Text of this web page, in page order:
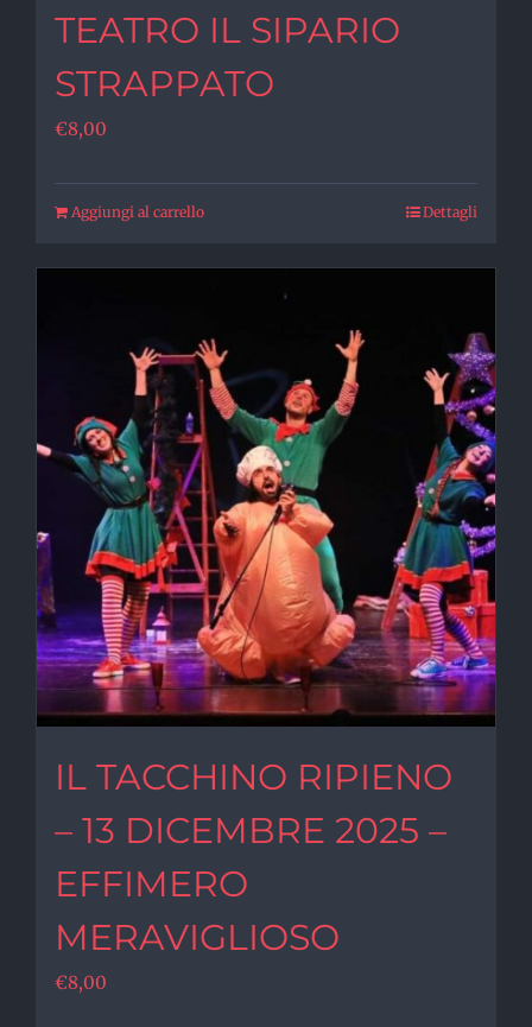
TEATRO IL SIPARIO
STRAPPATO
€8,00
Aggiungi al carrello Dettagli
IL TACCHINO RIPIENO
– 13 DICEMBRE 2025 –
EFFIMERO
MERAVIGLIOSO
€8,00